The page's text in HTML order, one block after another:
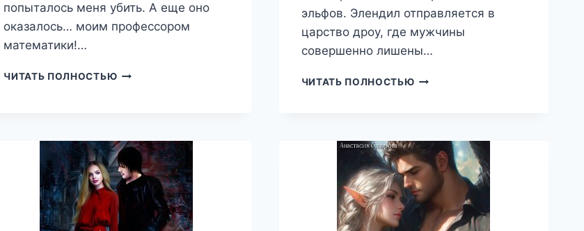
попыталось меня убить. А еще оно
оказалось… моим профессором
математики!…
ЧИТАТЬ ПОЛНОСТЬЮ МОЙ
БЕРЕНГОТТ
эльфов. Элендил отправляется в
царство дроу, где мужчины
совершенно лишены…
ЧИТАТЬ ПОЛНОСТЬЮ СВЕТЛЫЙ
СПАСТИ
ОТ
НАВЯЗАННОЙ
ЖЕНЫ,
АННА
ЖНЕЦ